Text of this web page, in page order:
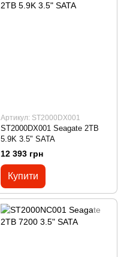
Артикул: ST2000DX001
ST2000DX001 Seagate 2TB
5.9K 3.5" SATA
12 393 грн
Купити